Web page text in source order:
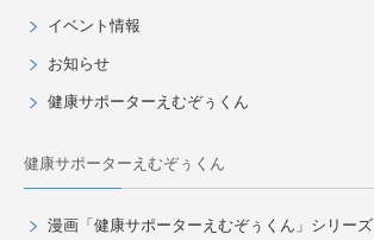
イベント情報
お知らせ
健康サポーターえむぞぅくん
健康サポーターえむぞぅくん
漫画「健康サポーターえむぞぅくん」シリーズ